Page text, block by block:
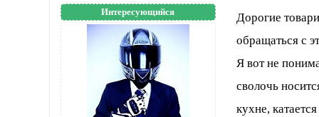
Интересующийся
Дорогие
обращаться с
Я вот не
сволочь
кухне,